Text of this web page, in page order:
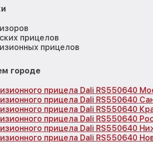
прицелов
прицелов
городе
прицела Dali RS550640
прицела Dali RS550640
прицела Dali RS550640
прицела Dali RS550640
прицела Dali RS550640
прицела Dali RS550640